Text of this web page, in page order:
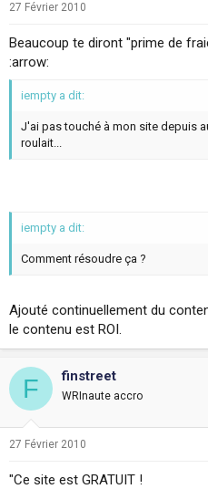
27 Février 2010
Beaucoup te diront "prime de
:arrow:
iempty a dit:
J'ai pas touché à mon site depuis
roulait...
iempty a dit:
Comment résoudre ça ?
Ajouté continuellement du
le contenu est ROI.
F finstreet
WRInaute accro
27 Février 2010
"Ce site est GRATUIT !